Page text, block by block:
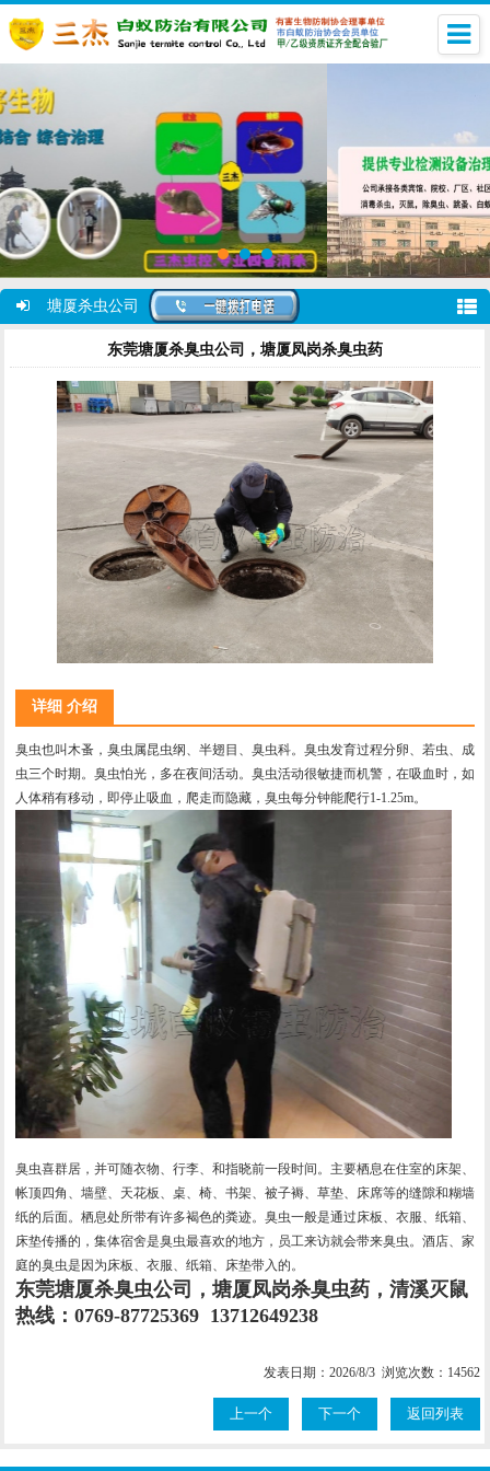
塘厦杀虫公司
东莞塘厦杀臭虫公司，塘厦凤岗杀臭虫药
详细 介绍
臭虫也叫木蚤，臭虫属昆虫纲、半翅目、臭虫科。臭虫发育过程分卵、若虫、成
虫三个时期。臭虫怕光，多在夜间活动。臭虫活动很敏捷而机警，在吸血时，如
人体稍有移动，即停止吸血，爬走而隐藏，臭虫每分钟能爬行1-1.25m。
臭虫喜群居，并可随衣物、行李、和指晓前一段时间。主要栖息在住室的床架、
帐顶四角、墙壁、天花板、桌、椅、书架、被子褥、草垫、床席等的缝隙和糊墙
纸的后面。栖息处所带有许多褐色的粪迹。臭虫一般是通过床板、衣服、纸箱、
床垫传播的，集体宿舍是臭虫最喜欢的地方，员工来访就会带来臭虫。酒店、家
庭的臭虫是因为床板、衣服、纸箱、床垫带入的。
东莞塘厦杀臭虫公司，塘厦凤岗杀臭虫药，清溪灭鼠
热线：0769-87725369 13712649238
发表日期：2026/8/3 浏览次数：14562
上一个 下一个 返回列表